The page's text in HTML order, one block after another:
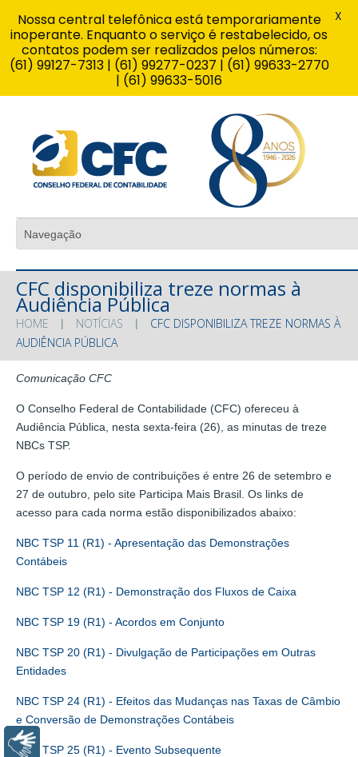
CFC disponibiliza treze normas à
Audiência Pública
HOME NOTÍCIAS
CFC DISPONIBILIZA TREZE NORMAS À
AUDIÊNCIA PÚBLICA
Comunicação CFC
O Conselho Federal de Contabilidade (CFC) ofereceu à
Audiência Pública, nesta sexta-feira (26), as minutas de treze
NBCs TSP.
O período de envio de contribuições é entre 26 de setembro e
27 de outubro, pelo site Participa Mais Brasil. Os links de
acesso para cada norma estão disponibilizados abaixo:
NBC TSP 11 (R1) - Apresentação das Demonstrações
Contábeis
NBC TSP 12 (R1) - Demonstração dos Fluxos de Caixa
NBC TSP 19 (R1) - Acordos em Conjunto
NBC TSP 20 (R1) - Divulgação de Participações em Outras
Entidades
NBC TSP 24 (R1) - Efeitos das Mudanças nas Taxas de Câmbio
e Conversão de Demonstrações Contábeis
NBC TSP 25 (R1) - Evento Subsequente
Nossa central telefônica está temporariamente
inoperante. Enquanto o serviço é restabelecido, os
contatos podem ser realizados pelos números:
(61) 99127-7313 | (61) 99277-0237 | (61) 99633-2770
| (61) 99633-5016
X
Libras